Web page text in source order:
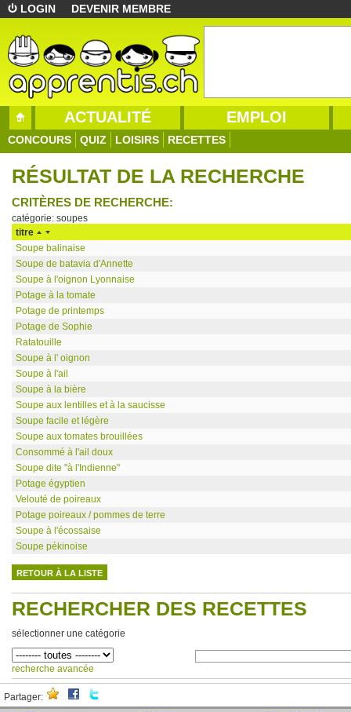
LOGIN DEVENIR MEMBRE
ACTUALITÉ EMPLOI
CONCOURS QUIZ LOISIRS RECETTES
RÉSULTAT DE LA RECHERCHE
CRITÈRES DE RECHERCHE:
catégorie: soupes
titre
Soupe balinaise
Soupe de batavia d'Annette
Soupe à l'oignon Lyonnaise
Potage à la tomate
Potage de printemps
Potage de Sophie
Ratatouille
Soupe à l' oignon
Soupe à l'ail
Soupe à la bière
Soupe aux lentilles et à la saucisse
Soupe facile et légère
Soupe aux tomates brouillées
Consommé à l'ail doux
Soupe dite "à l'Indienne"
Potage égyptien
Velouté de poireaux
Potage poireaux / pommes de terre
Soupe à l'écossaise
Soupe pékinoise
RETOUR À LA LISTE
RECHERCHER DES RECETTES
sélectionner une catégorie
recherche avancée
Partager: